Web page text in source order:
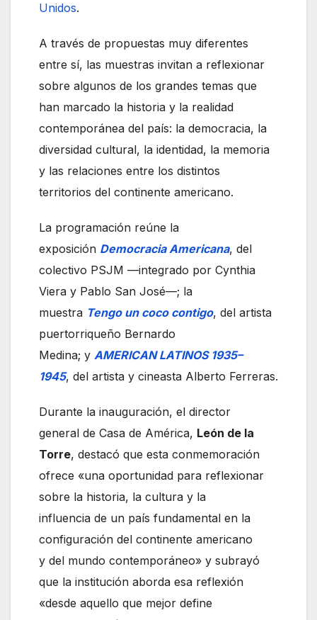
Unidos.
A través de propuestas muy diferentes
entre sí, las muestras invitan a reflexionar
sobre algunos de los grandes temas que
han marcado la historia y la realidad
contemporánea del país: la democracia, la
diversidad cultural, la identidad, la memoria
y las relaciones entre los distintos
territorios del continente americano.
La programación reúne la
exposición Democracia Americana, del
colectivo PSJM —integrado por Cynthia
Viera y Pablo San José—; la
muestra Tengo un coco contigo, del artista
puertorriqueño Bernardo
Medina; y AMERICAN LATINOS 1935–
1945, del artista y cineasta Alberto Ferreras.
Durante la inauguración, el director
general de Casa de América, León de la
Torre, destacó que esta conmemoración
ofrece «una oportunidad para reflexionar
sobre la historia, la cultura y la
influencia de un país fundamental en la
configuración del continente americano
y del mundo contemporáneo» y subrayó
que la institución aborda esa reflexión
«desde aquello que mejor define